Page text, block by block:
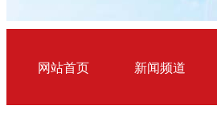
网站首页 新闻频道